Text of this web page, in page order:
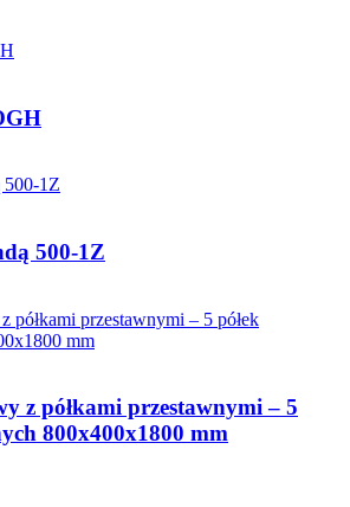
500-1Z
z półkami przestawnymi – 5
800x400x1800 mm